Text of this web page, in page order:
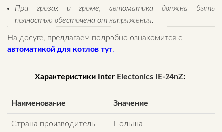
При грозах и громе, автоматика должна быть
полностью обесточена от напряжения.
На досуге, предлагаем подробно ознакомится с
автоматикой для котлов тут.
Характеристики Inter Electonics IE-24nZ:
Наименование Значение
Страна производитель Польша